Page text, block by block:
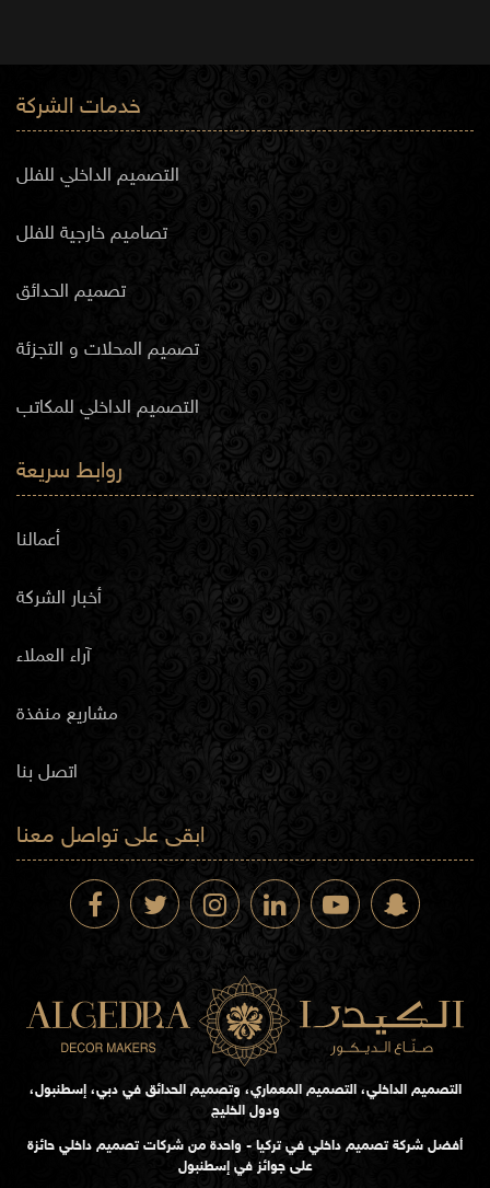
خدمات الشركة
التصميم الداخلي للفلل
تصاميم خارجية للفلل
تصميم الحدائق
تصميم المحلات و التجزئة
التصميم الداخلي للمكاتب
روابط سريعة
أعمالنا
أخبار الشركة
آراء العملاء
مشاريع منفذة
اتصل بنا
ابقى على تواصل معنا
التصميم الداخلي، التصميم المعماري، وتصميم الحدائق في دبي، إسطنبول،
ودول الخليج
أفضل شركة تصميم داخلي في تركيا - واحدة من شركات تصميم داخلي حائزة
على جوائز في إسطنبول